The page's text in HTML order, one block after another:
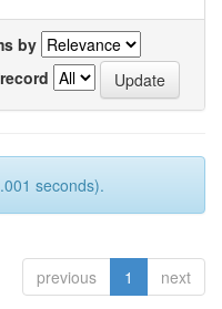
by
seconds).
previous 1 next